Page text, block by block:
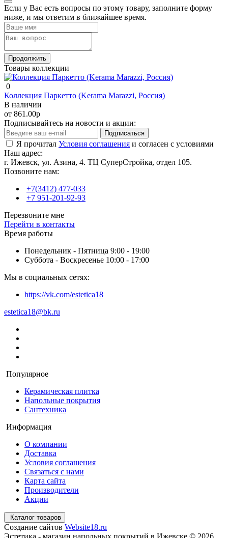
Если у Вас есть вопросы по этому товару, заполните форму
ниже, и мы ответим в ближайшее время.
Продолжить
Товары коллекции
0
Коллекция Паркетто (Kerama Marazzi, Россия)
В наличии
от 861.00р
Подписывайтесь на новости и акции:
Подписаться
Я прочитал Условия соглашения и согласен с условиями
Наш адрес:
г. Ижевск, ул. Азина, 4. ТЦ СуперСтройка, отдел 105.
Позвоните нам:
+7(3412) 477-033
+7 951-201-92-93
Перезвоните мне
Перейти в контакты
Время работы
Понедельник - Пятница 9:00 - 19:00
Суббота - Воскресенье 10:00 - 17:00
Мы в социальных сетях:
https://vk.com/estetica18
estetica18@bk.ru
Популярное
Керамическая плитка
Напольные покрытия
Сантехника
Информация
О компании
Доставка
Условия соглашения
Связаться с нами
Карта сайта
Производители
Акции
Каталог товаров
Создание сайтов Website18.ru
Эстетика - магазин напольных покрытий в Ижевске © 2026